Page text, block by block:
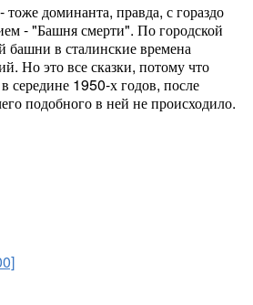
доминанта, правда, с гораздо
- "Башня смерти". По городской
башни в сталинские времена
Но это все сказки, потому что
середине 1950-х годов, после
подобного в ней не происходило.